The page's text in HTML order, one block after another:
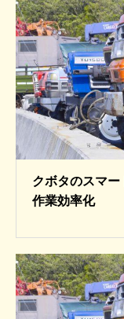
クボタのスマ
作業効率化